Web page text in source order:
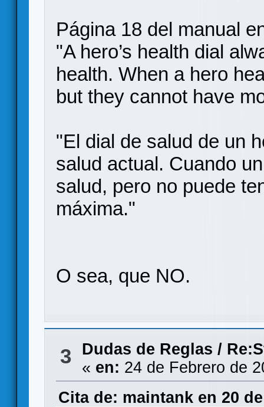
Página 18 del manual
"A hero’s health dial
health. When a hero
but they cannot have
"El dial de salud de un
salud actual. Cuando
salud, pero no puede
máxima."
O sea, que NO.
3 Dudas de Reglas /
« en: 24 de Febrero de
Cita de: maintank en 20